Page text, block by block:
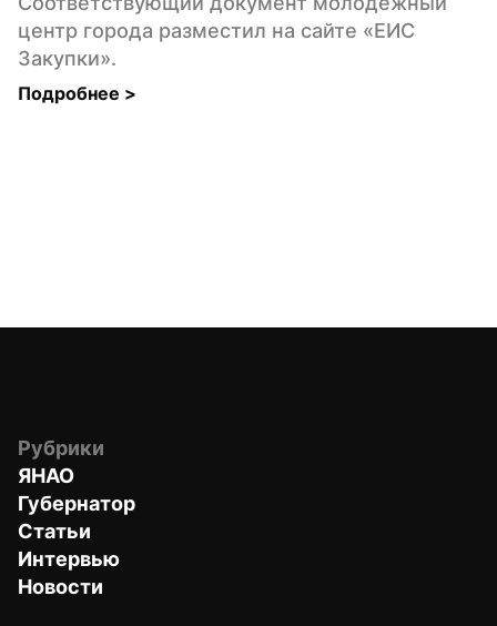
центр города разместил на сайте «ЕИС
Закупки».
Подробнее >
Рубрики
ЯНАО
Губернатор
Статьи
Интервью
Новости